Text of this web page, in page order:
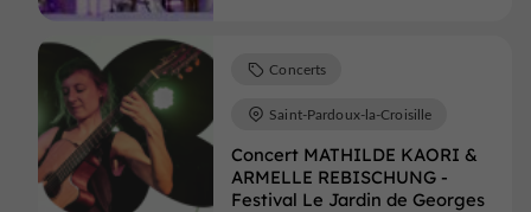
Concert MATHILDE KAORI &
ARMELLE REBISCHUNG -
Festival Le Jardin de Georges
Concerts
Saint-Pardoux-la-Croisille